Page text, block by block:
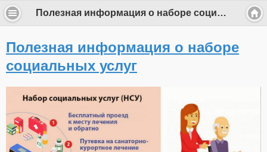
Полезная информация о наборе социальных услуг
Полезная информация о наборе
социальных услуг